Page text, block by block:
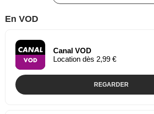
En VOD
Canal VOD
Location dès 2,99 €
REGARDER